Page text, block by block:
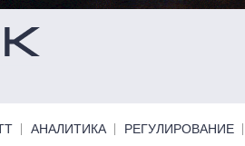
АНАЛИТИКА РЕГУЛИРОВАНИЕ